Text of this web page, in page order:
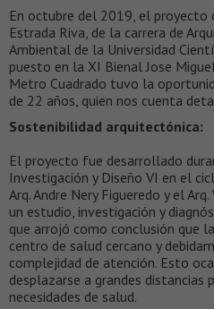
En octubre del 2019, el proyecto
Estrada Riva, de la carrera de
Ambiental de la Universidad
puesto en la XI Bienal Jose
Metro Cuadrado tuvo la
de 22 años, quien nos cuenta
Sostenibilidad arquitectónica:
El proyecto fue desarrollado
Investigación y Diseño VI en el
Arq. Andre Nery Figueredo y el
un estudio, investigación y
que arrojó como conclusión que
centro de salud cercano y
complejidad de atención. Esto
desplazarse a grandes distancias
necesidades de salud.